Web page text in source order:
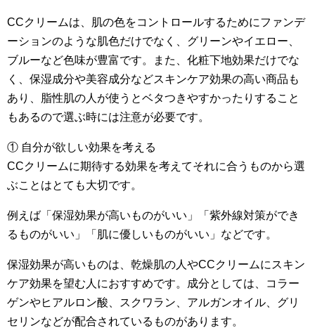
CCクリームは、肌の色をコントロールするためにファンデ
ーションのような肌色だけでなく、グリーンやイエロー、
ブルーなど色味が豊富です。また、化粧下地効果だけでな
く、保湿成分や美容成分などスキンケア効果の高い商品も
あり、脂性肌の人が使うとベタつきやすかったりすること
もあるので選ぶ時には注意が必要です。
① 自分が欲しい効果を考える
CCクリームに期待する効果を考えてそれに合うものから選
ぶことはとても大切です。
例えば「保湿効果が高いものがいい」「紫外線対策ができ
るものがいい」「肌に優しいものがいい」などです。
保湿効果が高いものは、乾燥肌の人やCCクリームにスキン
ケア効果を望む人におすすめです。成分としては、コラー
ゲンやヒアルロン酸、スクワラン、アルガンオイル、グリ
セリンなどが配合されているものがあります。